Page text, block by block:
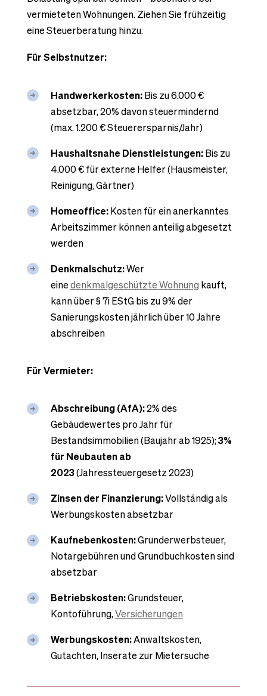
vermieteten Wohnungen. Ziehen Sie frühzeitig
eine Steuerberatung hinzu.
Für Selbstnutzer:
Handwerkerkosten:Bis zu 6.000 €
absetzbar, 20% davon steuermindernd
(max. 1.200 € Steuerersparnis/Jahr)
Haushaltsnahe Dienstleistungen:Bis zu
4.000 € für externe Helfer (Hausmeister,
Reinigung, Gärtner)
Homeoffice:Kosten für ein anerkanntes
Arbeitszimmer können anteilig abgesetzt
werden
Denkmalschutz:Wer
einedenkmalgeschützte Wohnung kauft,
kann über § 7i EStG bis zu 9% der
Sanierungskosten jährlich über 10 Jahre
abschreiben
Für Vermieter:
Abschreibung (AfA):2% des
Gebäudewertes pro Jahr für
Bestandsimmobilien (Baujahr ab 1925);3%
für Neubauten ab
2023(Jahressteuergesetz 2023)
Zinsen der Finanzierung:Vollständig als
Werbungskosten absetzbar
Kaufnebenkosten:Grunderwerbsteuer,
Notargebühren und Grundbuchkosten sind
absetzbar
Betriebskosten:Grundsteuer,
Kontoführung,Versicherungen
Werbungskosten:Anwaltskosten,
Gutachten, Inserate zur Mietersuche